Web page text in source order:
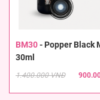
BM30- Popper Black
30ml
1.400.000 VNĐ